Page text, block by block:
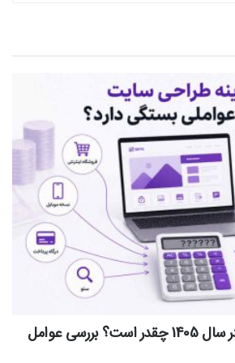
هزینه طراحی سایت در سال 1405 چقدر است؟ بررسی عوامل